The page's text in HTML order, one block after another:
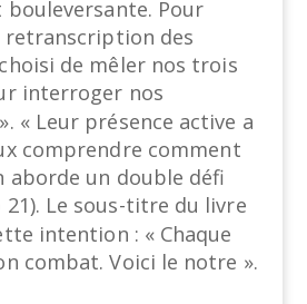
bouleversante. Pour
retranscription des
de mêler nos trois
interroger nos
« Leur présence active a
comprendre comment
aborde un double défi
21). Le sous-titre du livre
intention : « Chaque
combat. Voici le notre ».